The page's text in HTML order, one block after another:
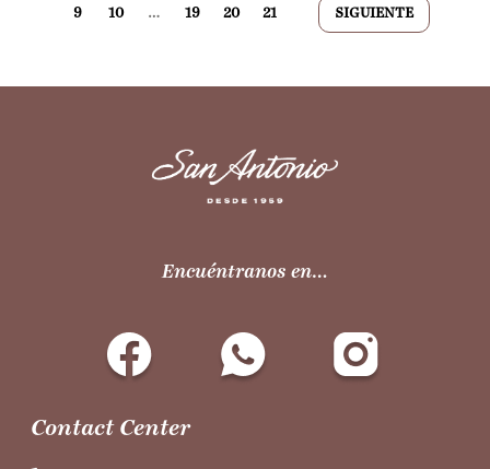
9 10 … 19 20 21 SIGUIENTE
Encuéntranos en…
Contact Center